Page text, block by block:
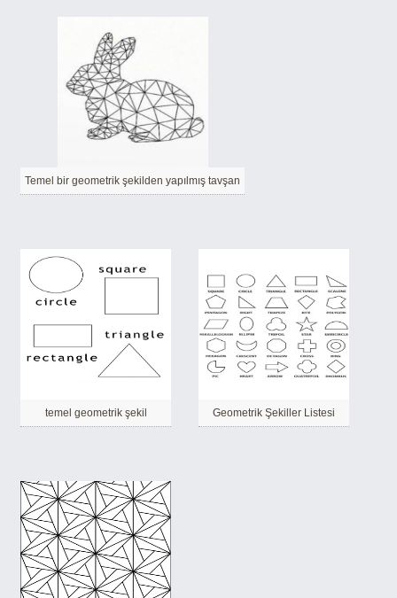
Temel bir geometrik şekilden yapılmış tavşan
temel geometrik şekil Geometrik Şekiller Listesi